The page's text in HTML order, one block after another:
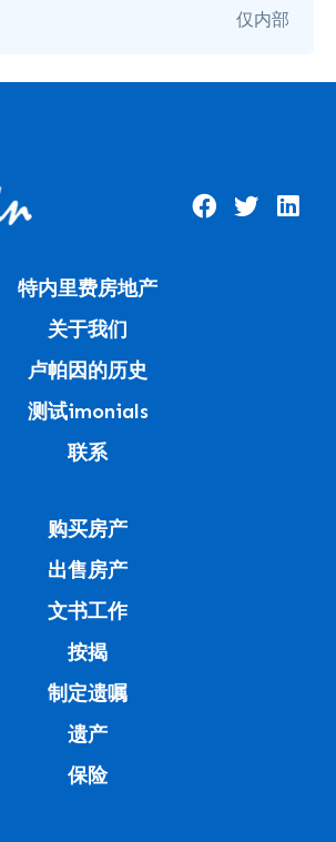
仅内部
特内里费房地产
关于我们
卢帕因的历史
测试imonials
联系
购买房产
出售房产
文书工作
按揭
制定遗嘱
遗产
保险